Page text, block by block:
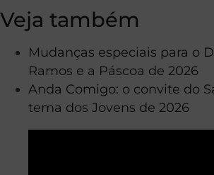
Veja também
Mudanças especiais para o
Ramos e a Páscoa de 2026
Anda Comigo: o convite do
tema dos Jovens de 2026